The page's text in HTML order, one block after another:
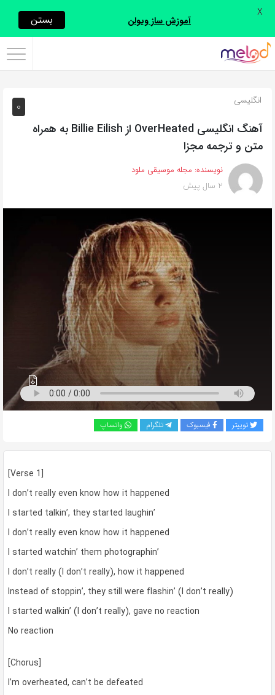
اشتراک
با
روش‌های
زیر
این
صفحه
را
0 انگلیسی
آهنگ انگلیسی OverHeated از Billie Eilish به همراه
متن و ترجمه مجزا
نویسنده: مجله موسیقی ملود
2 سال پیش
توییتر فیسبوک تلگرام واتساپ
[Verse 1]
I don’t really even know how it happened
I started talkin’, they started laughin’
I don’t really even know how it happened
I started watchin’ them photographin’
I don’t really (I don’t really), how it happened
Instead of stoppin’, they still were flashin’ (I don’t really)
I started walkin’ (I don’t really), gave no reaction
No reaction
[Chorus]
I’m overheated, can’t be defeated
آموزش ساز ویولن بستن X